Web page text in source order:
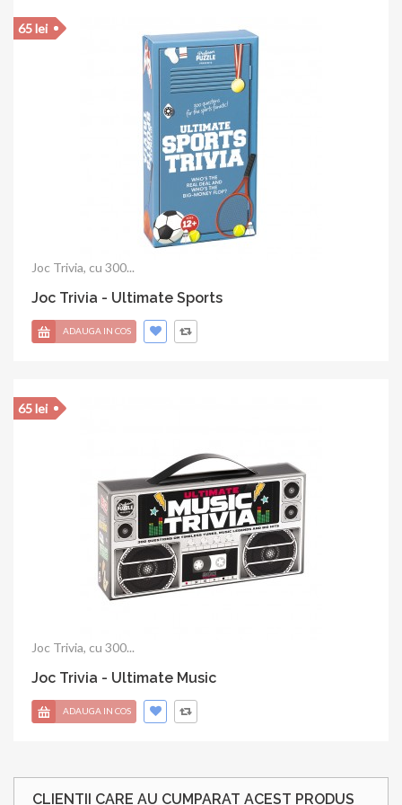
Joc Trivia, 100 intrebari...
Joc Trivia - Music Trivia
20 lei
ADAUGA IN COS
Joc Trivia, 100 intrebari...
Joc Trivia - Movie
20 lei
ADAUGA IN COS
CLIENTII CARE AU CUMPARAT ACEST PRODUS